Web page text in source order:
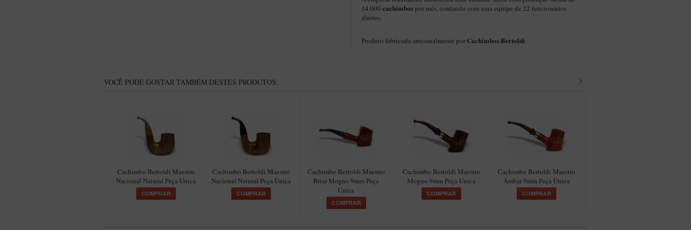
14.000 cachimbos por mês, contando com uma equipe de 22 funcionários
diretos.
Produto fabricado artesanalmente por Cachimbos Bertoldi.
VOCÊ PODE GOSTAR TAMBÉM DESTES PRODUTOS:
Cachimbo Bertoldi Maestro
Nacional Natural Peça Única
COMPRAR
Cachimbo Bertoldi Maestro
Nacional Natural Peça Única
COMPRAR
Cachimbo Bertoldi Maestro
Briar Mogno 9mm Peça
Única
COMPRAR
Cachimbo Bertoldi Maestro
Mogno 9mm Peça Única
COMPRAR
Cachimbo Bertoldi Maestro
Âmbar 9mm Peça Única
COMPRAR